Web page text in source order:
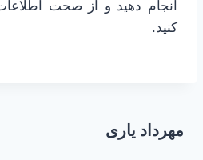
انجام دهید و از صحت
کنید.
مهرداد یاری